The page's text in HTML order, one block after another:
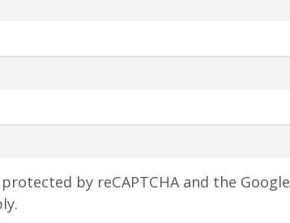
by reCAPTCHA and the Google